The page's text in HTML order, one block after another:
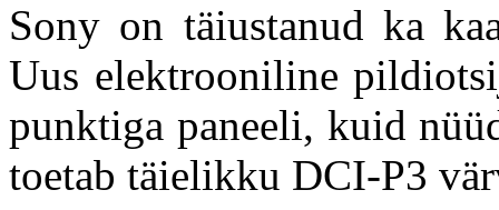
Sony on täiustanud ka
Uus elektrooniline
punktiga paneeli, kuid
toetab täielikku DCI-P3